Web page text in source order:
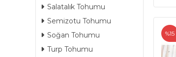
Salatalık Tohumu
Semizotu Tohumu
Soğan Tohumu
Turp Tohumu
%15